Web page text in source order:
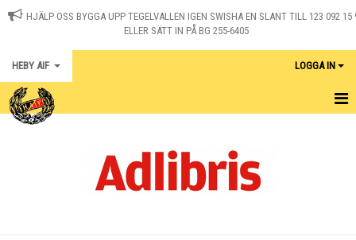
HJÄLP OSS BYGGA UPP TEGELVALLEN IGEN SWISHA EN SLANT TILL 123 092 15
ELLER SÄTT IN PÅ BG 255-6405
HEBY AIF LOGGA IN